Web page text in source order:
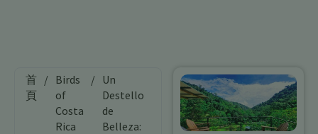
首
頁
/ Birds
of
Costa
Rica
/ Un
Destello
de
Belleza: